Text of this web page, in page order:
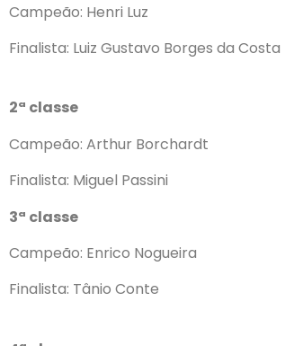
Campeão: Henri Luz
Finalista: Luiz Gustavo Borges da Costa
2ª classe
Campeão: Arthur Borchardt
Finalista: Miguel Passini
3ª classe
Campeão: Enrico Nogueira
Finalista: Tânio Conte